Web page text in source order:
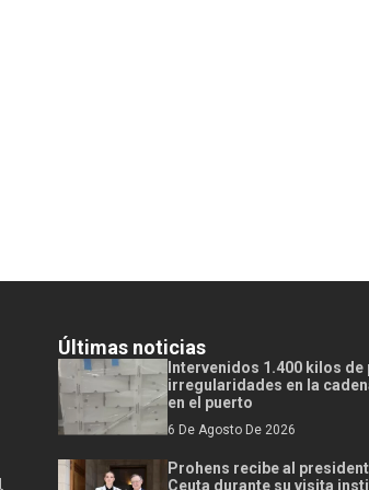
Últimas noticias
Intervenidos 1.400 kilos de
irregularidades en la
en el puerto
6 De Agosto De 2026
Prohens recibe al
Ceuta durante su visita